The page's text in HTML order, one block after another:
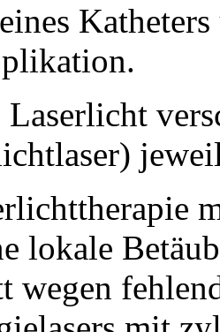
Laserlicht
lokale
wegen